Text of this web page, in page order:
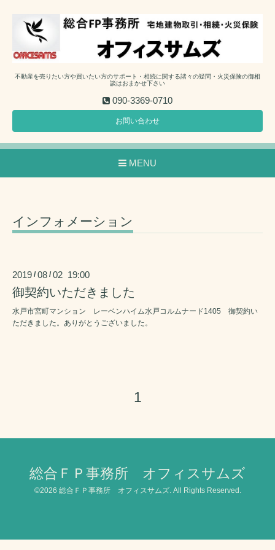
不動産を売りたい方や買いたい方のサポート・相続に関する諸々の疑問・火災保険の御相
談はおまかせ下さい
090-3369-0710
お問い合わせ
MENU
インフォメーション
2019 /08 /02 19:00
御契約いただきました
水戸市宮町マンション レーベンハイム水戸コルムナード1405 御契約い
ただきました。ありがとうございました。
1
総合ＦＰ事務所 オフィスサムズ
©2026 総合ＦＰ事務所 オフィスサムズ. All Rights Reserved.